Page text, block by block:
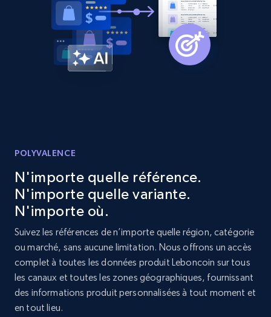
URL, Product id, Listing inventory id, Title, Rating,
Reviews count shop, Reviews count item, Initial
price, and more.
1.9K+ 322+ Commencer
URL, Product id, Listing inventory id, Title, Rating,
Reviews count shop, Reviews count item, Initial
price, and more.
1.9K+
Etsy - Collects data from shop's URL
URL, Product id, Listing inventory id, Title, Rating,
Reviews count shop, Reviews count item, Initial
POLYVALENCE
N'importe quelle référence.
N'importe quelle variante.
N'importe où.
Suivez les références de n’importe quelle région, catégorie
ou marché, sans aucune limitation. Nous offrons un accès
complet à toutes les données produit Leboncoin sur tous
les canaux et toutes les zones géographiques, fournissant
des informations produit personnalisées à tout moment et
en tout lieu.